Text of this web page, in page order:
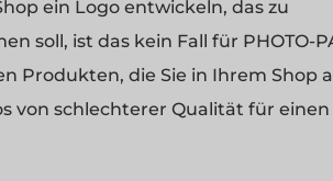
ein Logo entwickeln, das zu
soll, ist das kein Fall für PHOTO-
Produkten, die Sie in Ihrem Shop
von schlechterer Qualität für